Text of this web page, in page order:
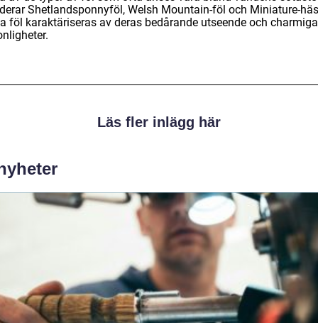
Shetlandsponnyföl, Welsh Mountain-föl och Miniature-
föl karaktäriseras av deras bedårande utseende och charmiga
Läs fler inlägg här